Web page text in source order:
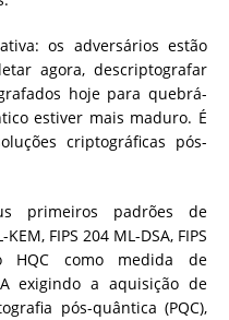
os adversários estão
agora, descriptografar
hoje para quebrá-
estiver mais maduro. É
criptográficas pós-
primeiros padrões de
FIPS 204 ML-DSA, FIPS
HQC como medida de
exigindo a aquisição de
pós-quântica (PQC),